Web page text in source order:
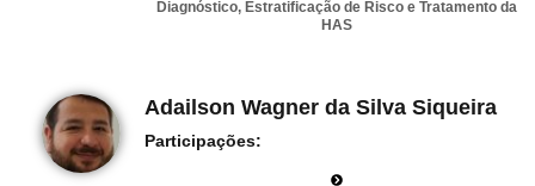
Diagnóstico, Estratificação de Risco e Tratamento da
HAS
Adailson Wagner da Silva Siqueira
Participações: